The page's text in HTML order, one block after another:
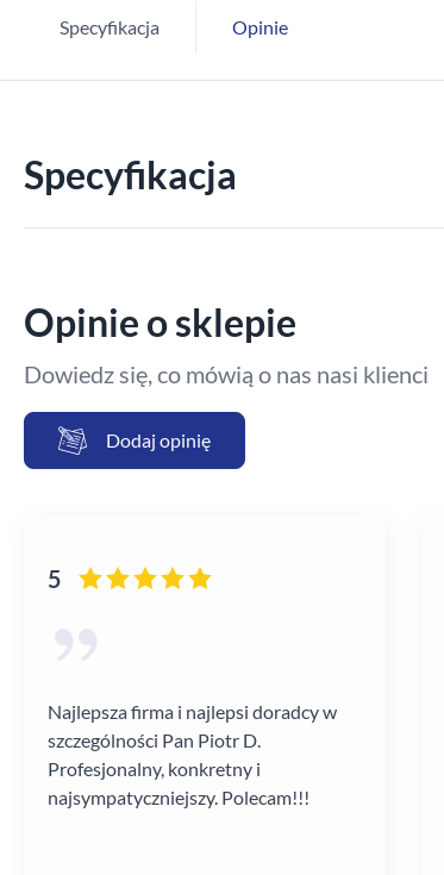
Specyfikacja Opinie
Specyfikacja
Opinie o sklepie
Dowiedz się, co mówią o nas nasi klienci
Dodaj opinię
5
Najlepsza firma i najlepsi doradcy w
szczególności Pan Piotr D.
Profesjonalny, konkretny i
najsympatyczniejszy. Polecam!!!